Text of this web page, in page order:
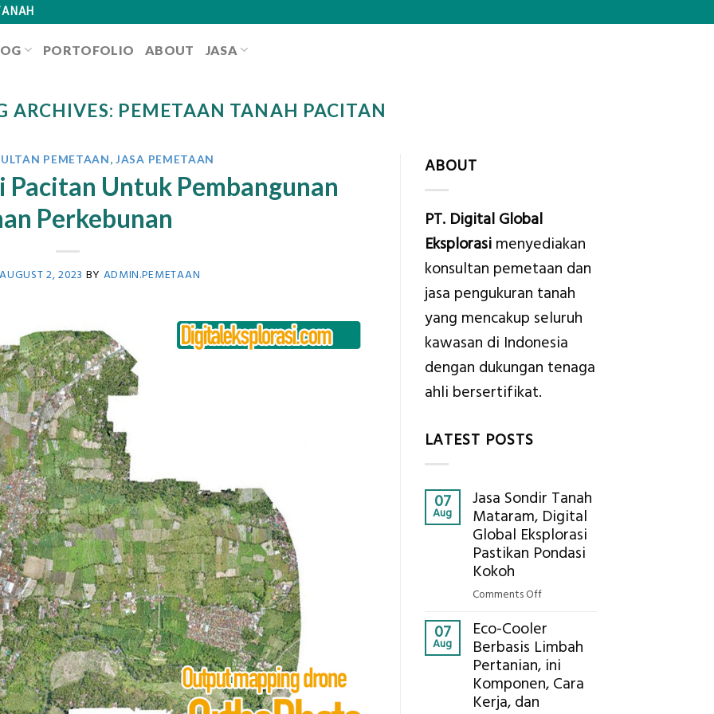
PORTOFOLIO ABOUT JASA
ARCHIVES: PEMETAAN TANAH PACITAN
PEMETAAN,JASA PEMETAAN
Pacitan Untuk Pembangunan
Perkebunan
AUGUST 2, 2023 BY ADMIN.PEMETAAN
ABOUT
PT. Digital Global
Eksplorasimenyediakan
konsultan pemetaan dan
jasa pengukuran tanah
yang mencakup seluruh
kawasan di Indonesia
dengan dukungan tenaga
ahli bersertifikat.
LATEST POSTS
07
Aug
Jasa Sondir Tanah
Mataram, Digital
Global Eksplorasi
Pastikan Pondasi
Kokoh
Comments Offon
Sondir
Tanah
Mataram,
Digital
07
Aug
Eco-Cooler
Berbasis Limbah
Pertanian, ini
Komponen, Cara
Kerja, dan